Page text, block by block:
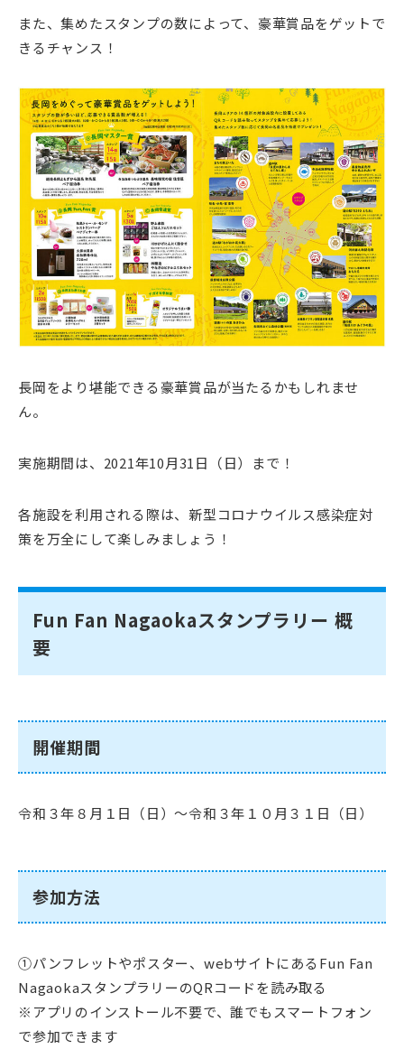
また、集めたスタンプの数によって、豪華賞品をゲットで
きるチャンス！
長岡をより堪能できる豪華賞品が当たるかもしれませ
ん。
実施期間は、2021年10月31日（日）まで！
各施設を利用される際は、新型コロナウイルス感染症対
策を万全にして楽しみましょう！
Fun Fan Nagaokaスタンプラリー 概
要
開催期間
令和３年８月１日（日）～令和３年１０月３１日（日）
参加方法
①パンフレットやポスター、webサイトにあるFun Fan
NagaokaスタンプラリーのQRコードを読み取る
※アプリのインストール不要で、誰でもスマートフォン
で参加できます